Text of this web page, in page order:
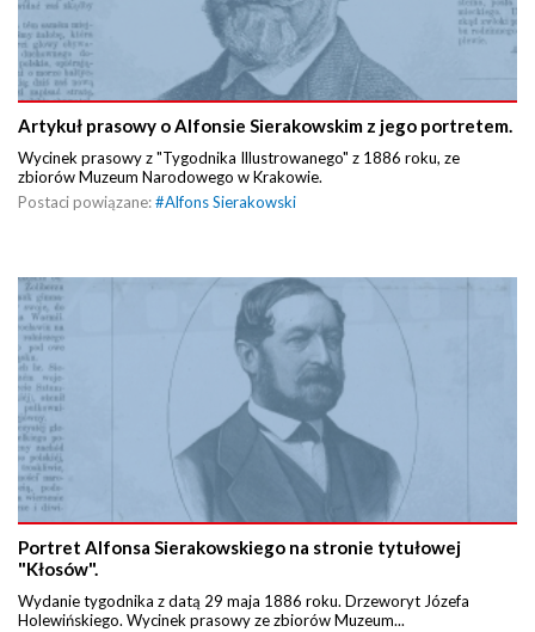
Artykuł prasowy o Alfonsie Sierakowskim z jego portretem.
Wycinek prasowy z "Tygodnika Illustrowanego" z 1886 roku, ze
zbiorów Muzeum Narodowego w Krakowie.
Postaci powiązane:#Alfons Sierakowski
Portret Alfonsa Sierakowskiego na stronie tytułowej
"Kłosów".
Wydanie tygodnika z datą 29 maja 1886 roku. Drzeworyt Józefa
Holewińskiego. Wycinek prasowy ze zbiorów Muzeum...